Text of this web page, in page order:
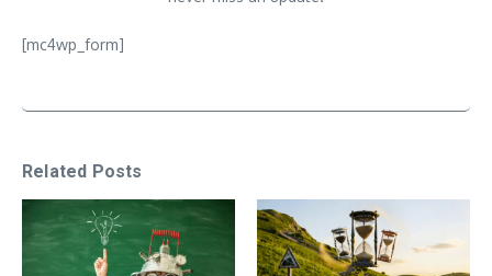
[mc4wp_form]
Related Posts